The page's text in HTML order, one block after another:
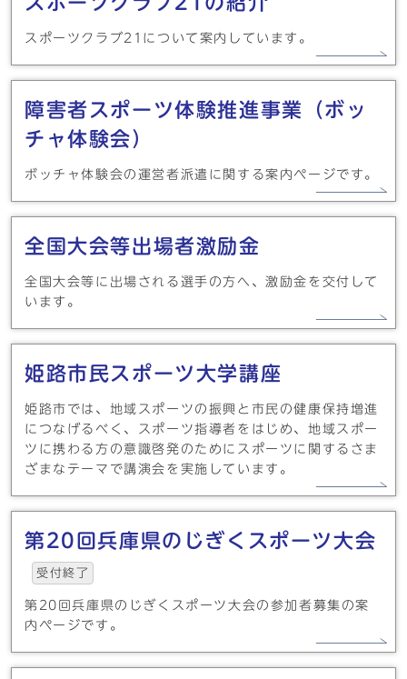
スポーツクラブ21について案内しています。
障害者スポーツ体験推進事業（ボッ
チャ体験会）
ボッチャ体験会の運営者派遣に関する案内ページです。
全国大会等出場者激励金
全国大会等に出場される選手の方へ、激励金を交付して
います。
姫路市民スポーツ大学講座
姫路市では、地域スポーツの振興と市民の健康保持増進
につなげるべく、スポーツ指導者をはじめ、地域スポー
ツに携わる方の意識啓発のためにスポーツに関するさま
ざまなテーマで講演会を実施しています。
第20回兵庫県のじぎくスポーツ大会
受付終了
第20回兵庫県のじぎくスポーツ大会の参加者募集の案
内ページです。